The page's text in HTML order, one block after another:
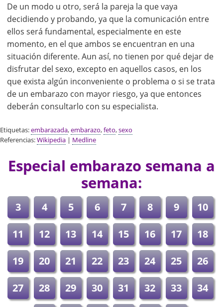
De un modo u otro, será la pareja la que vaya
decidiendo y probando, ya que la comunicación entre
ellos será fundamental, especialmente en este
momento, en el que ambos se encuentran en una
situación diferente. Aun así, no tienen por qué dejar de
disfrutar del sexo, excepto en aquellos casos, en los
que exista algún inconveniente o problema o si se trata
de un embarazo con mayor riesgo, ya que entonces
deberán consultarlo con su especialista.
Etiquetas:embarazada,embarazo,feto,sexo
Referencias:Wikipedia | Medline
Especial embarazo semana a
semana:
3 4 5 6 7 8 9
10
11
12 13 14 15 16 17
18
19
20 21 22 23 24 25
26
27
28 29 30 31 32 33
34